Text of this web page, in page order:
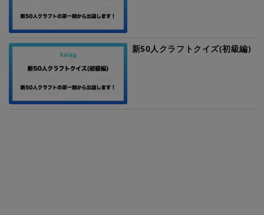
新50人クラフトクイズ(初級編)